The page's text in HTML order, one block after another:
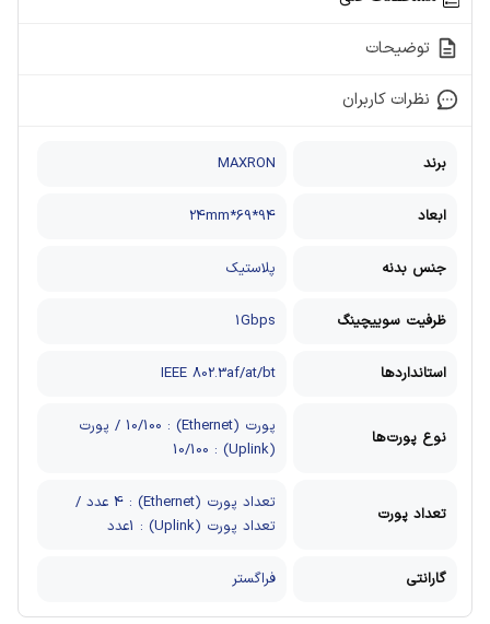
توضیحات
نظرات کاربران
برند MAXRON
ابعاد 94*69*24mm
جنس بدنه پلاستیک
ظرفیت سوییچینگ 1Gbps
استانداردها IEEE 802.3af/at/bt
نوع پورت‌ها
پورت (Ethernet) : 10/100 / پورت
(Uplink) : 10/100
تعداد پورت‌
تعداد پورت (Ethernet) : 4 عدد /
تعداد پورت (Uplink) : 1عدد
گارانتی فراگستر